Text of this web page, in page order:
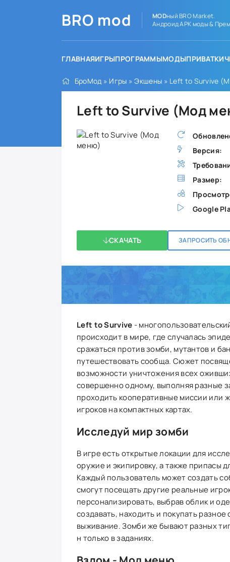
BRO mod MODный BRO Market.
Андроид APK моды &
ГЛАВНАЯИГРЫПРОГРАММЫМОДЫПРИВАТКИ
БроМод » Игры »Экшены » Left to Survive
Left to Survive (Мод
Версия:
Размер:
Google
СКАЧАТЬ ЗАПРОСИТЬ
Left to Survive -
происходит в мире, где случалась
сражаться против зомби, мутантов и
путешествовать сообща. Сюжет
возможности уничтожения всех
совершенно одному, выполняя разные
проходить кооперативные миссии или
игроков на компактных картах.
Исследуй мир зомби
В игре есть открытые локации для
оружие и экипировку, а также припасы
Каждый пользователь может создать
смогут посещать другие реальные
персонализировать, выбрав облик и
создавать, находить и покупать
выживание. Зомби же бывают разных
н только в заданиях.